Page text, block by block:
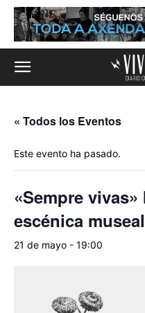
« Todos los Eventos
Este evento ha pasado.
«Sempre
escénica
21 de mayo - 19:00